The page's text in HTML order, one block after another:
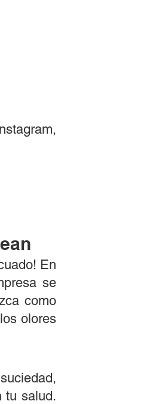
En
se
como
olores
tu salud.